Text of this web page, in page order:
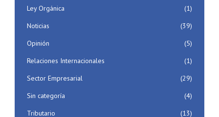
Ley Orgánica
(1)
Noticias
(39)
Opinión
(5)
Relaciones Internacionales
(1)
Sector Empresarial
(29)
Sin categoría
(4)
Tributario
(13)